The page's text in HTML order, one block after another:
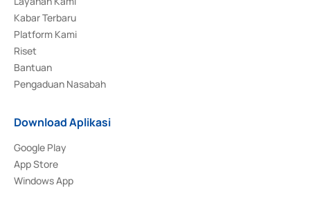
Kabar Terbaru
Platform Kami
Riset
Bantuan
Pengaduan Nasabah
Download Aplikasi
Google Play
App Store
Windows App